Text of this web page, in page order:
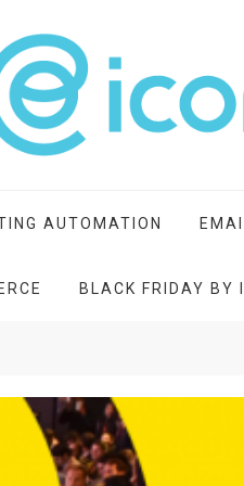
AUTOMATION
BLACK FRIDAY BY